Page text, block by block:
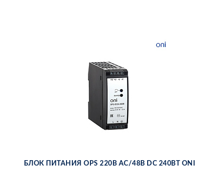
БЛОК ПИ­ТА­НИЯ OPS 220В AC/48В DC 240ВТ ONI